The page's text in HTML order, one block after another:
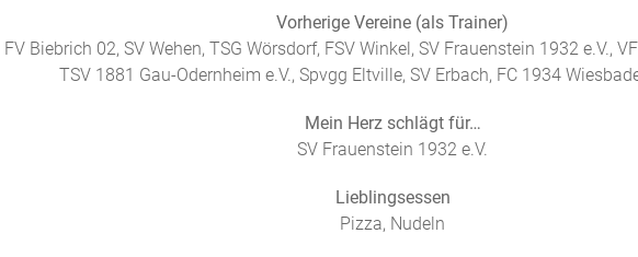
Vorherige Vereine (als Trainer)
FV Biebrich 02, SV Wehen, TSG Wörsdorf, FSV Winkel, SV Frauenstein 1932 e.V.,
TSV 1881 Gau-Odernheim e.V., Spvgg Eltville, SV Erbach, FC 1934
Mein Herz schlägt für…
SV Frauenstein 1932 e.V.
Lieblingsessen
Pizza, Nudeln